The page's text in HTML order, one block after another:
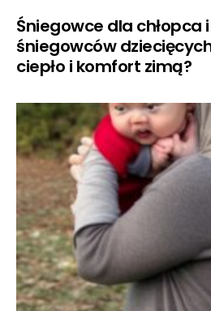
Śniegowce dla chłopca
śniegowców
ciepło i komfort zimą?